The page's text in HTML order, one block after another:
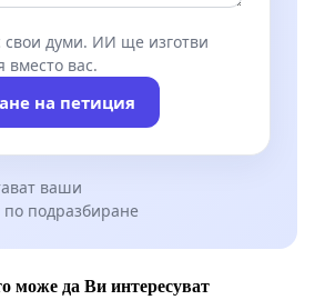
думи. ИИ ще изготви
вместо вас.
на петиция
ваши
подразбиране
може да Ви интересуват